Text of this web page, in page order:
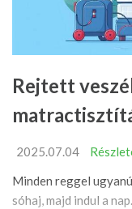
Rejtett
2025.07.04
Minden reggel
sóhaj, majd indul a